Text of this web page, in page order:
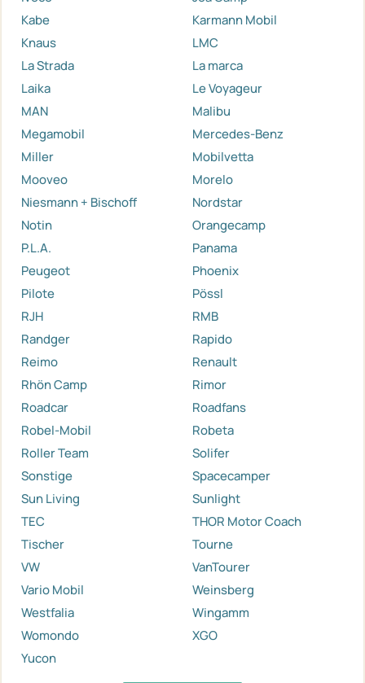
Kabe
Karmann Mobil
Knaus
LMC
La Strada
La marca
Laika
Le Voyageur
MAN
Malibu
Megamobil
Mercedes-Benz
Miller
Mobilvetta
Mooveo
Morelo
Niesmann + Bischoff
Nordstar
Notin
Orangecamp
P.L.A.
Panama
Peugeot
Phoenix
Pilote
Pössl
RJH
RMB
Randger
Rapido
Reimo
Renault
Rhön Camp
Rimor
Roadcar
Roadfans
Robel-Mobil
Robeta
Roller Team
Solifer
Sonstige
Spacecamper
Sun Living
Sunlight
TEC
THOR Motor Coach
Tischer
Tourne
VW
VanTourer
Vario Mobil
Weinsberg
Westfalia
Wingamm
Womondo
XGO
Yucon